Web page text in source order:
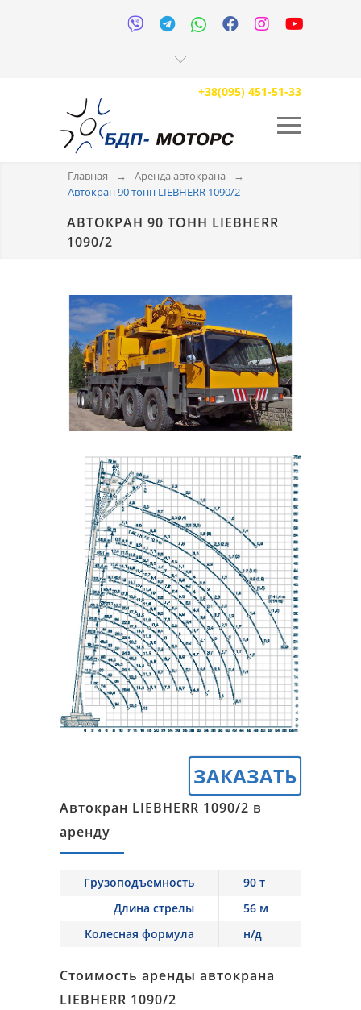
     
+38(095) 451-51-33
Главная → Аренда автокрана
→
Автокран 90 тонн LIEBHERR 1090/2
АВТОКРАН 90 ТОНН LIEBHERR
1090/2
ЗАКАЗАТЬ
Автокран LIEBHERR 1090/2 в
аренду
Грузоподъемность
90 т
Длина стрелы
56 м
Колесная формула
н/д
Стоимость аренды автокрана
LIEBHERR 1090/2